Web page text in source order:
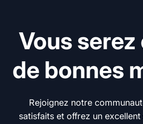
Vous
de bonnes
Rejoignez notre
satisfaits et offrez un